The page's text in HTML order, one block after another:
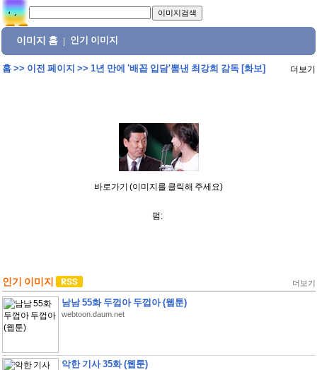
이미지 홈 인기 이미지
홈>> 이전 페이지 >> 1년 만에 '배꼽 입담'뽐낸 최강희 감독 [화보] 더보기
바로가기 (이미지를 클릭해 주세요)
펌:
인기 이미지 더보기
남남 55화 두껍아 두껍아 (웹툰)
webtoon.daum.net
악한 기사 35화 (웹툰)